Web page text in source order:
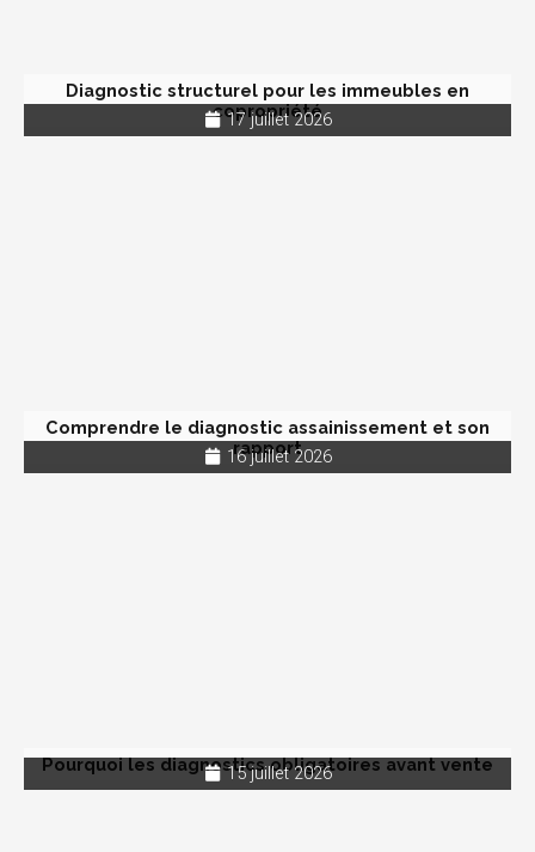
Diagnostic structurel pour les immeubles en
copropriété
17 juillet 2026
Comprendre le diagnostic assainissement et son
rapport
16 juillet 2026
Pourquoi les diagnostics obligatoires avant vente
15 juillet 2026